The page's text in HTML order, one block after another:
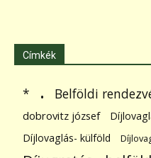
Címkék
* . Belföldi
dobrovitz józsef
Díjlovaglás- külföld